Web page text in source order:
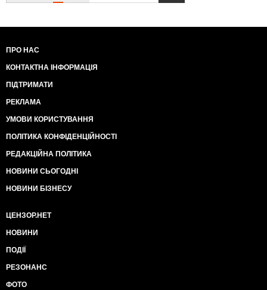
ПРО НАС
КОНТАКТНА ІНФОРМАЦІЯ
ПІДТРИМАТИ
РЕКЛАМА
УМОВИ КОРИСТУВАННЯ
ПОЛІТИКА КОНФІДЕНЦІЙНОСТІ
РЕДАКЦІЙНА ПОЛІТИКА
НОВИНИ СЬОГОДНІ
НОВИНИ БІЗНЕСУ
ЦЕНЗОР.НЕТ
НОВИНИ
ПОДІЇ
РЕЗОНАНС
ФОТО